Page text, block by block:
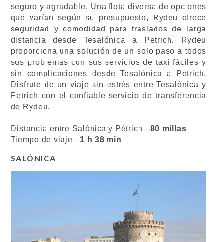
seguro y agradable. Una flota diversa de opciones
que varían según su presupuesto, Rydeu ofrece
seguridad y comodidad para traslados de larga
distancia desde Tesalónica a Petrich. Rydeu
proporciona una solución de un solo paso a todos
sus problemas con sus servicios de taxi fáciles y
sin complicaciones desde Tesalónica a Petrich.
Disfrute de un viaje sin estrés entre Tesalónica y
Petrich con el confiable servicio de transferencia
de Rydeu.
Distancia entre Salónica y Pétrich –80 millas
Tiempo de viaje –1 h 38 min
SALÓNICA